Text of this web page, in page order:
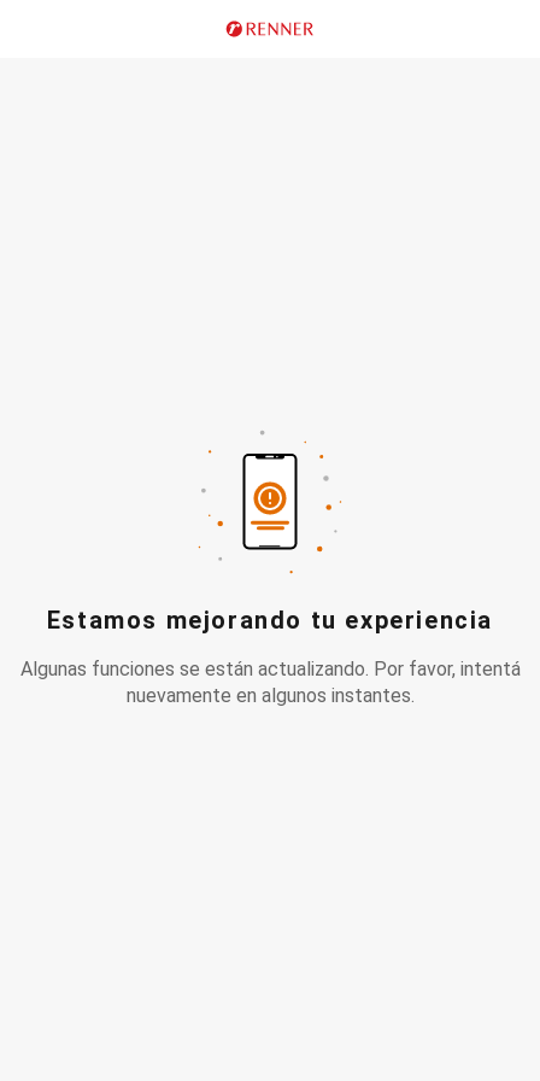
Estamos mejorando tu experiencia
Algunas funciones se están actualizando. Por favor, intentá
nuevamente en algunos instantes.